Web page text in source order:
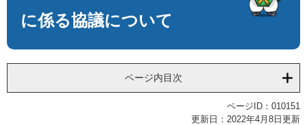
に係る協議について
ページ内目次
ページID：010151
更新日：2022年4月8日更新